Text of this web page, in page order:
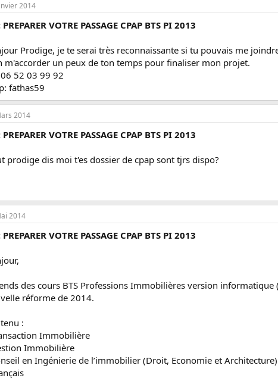
2014
PREPARER VOTRE PASSAGE CPAP BTS PI 2013
Prodige, je te serai très reconnaissante si tu pouvais me
m'accorder un peux de ton temps pour finaliser mon projet.
06 52 03 99 92
fathas59
2014
PREPARER VOTRE PASSAGE CPAP BTS PI 2013
prodige dis moi t'es dossier de cpap sont tjrs dispo?
2014
PREPARER VOTRE PASSAGE CPAP BTS PI 2013
des cours BTS Professions Immobilières version
réforme de 2014.
:
Immobilière
Immobilière
en Ingénierie de l’immobilier (Droit, Economie et Architecture)